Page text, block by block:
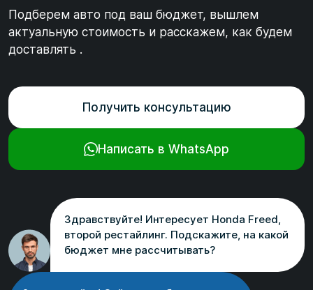
Подберем авто под ваш бюджет, вышлем
актуальную стоимость и расскажем, как будем
доставлять .
Получить консультацию
Написать в WhatsApp
Здравствуйте! Интересует Honda Freed,
второй рестайлинг. Подскажите, на какой
бюджет мне рассчитывать?